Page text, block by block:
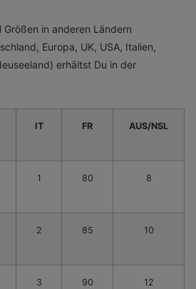
in anderen Ländern
Europa, UK, USA, Italien,
erhältst Du in der
IT FR AUS/NSL
1 80 8
2 85 10
3 90 12